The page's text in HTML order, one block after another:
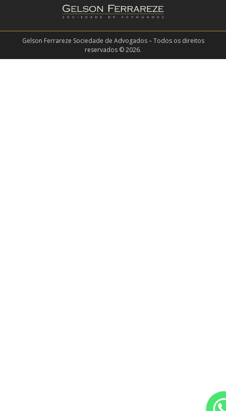
Gelson Ferrareze Sociedade de Advogados – Todos os direitos
reservados © 2026.